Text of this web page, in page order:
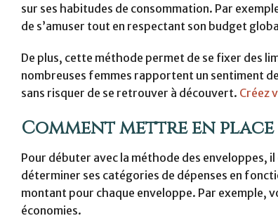
sur ses habitudes de consommation. Par
de s’amuser tout en respectant son budget
De plus, cette méthode permet de se fixer des
nombreuses femmes rapportent un sentiment
sans risquer de se retrouver à découvert. Créez
Comment mettre en
Pour débuter avec la méthode des enveloppes,
déterminer ses catégories de dépenses en
montant pour chaque enveloppe. Par exemple,
économies.